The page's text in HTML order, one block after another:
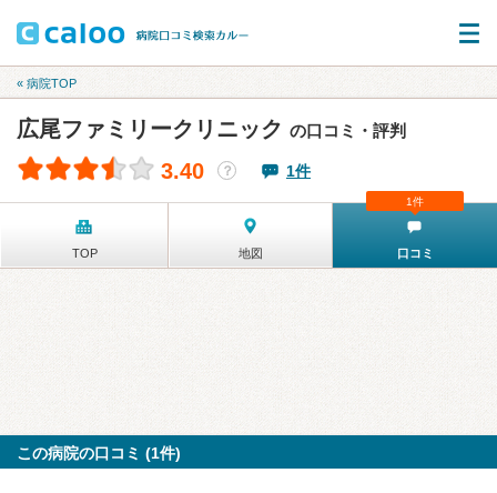
« 病院TOP
広尾ファミリークリニック の口コミ・評判
3.40 ？ 1件
TOP 地図 口コミ
1件
この病院の口コミ (1件)